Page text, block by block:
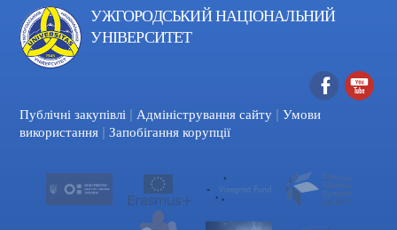
УЖГОРОДСЬКИЙ НАЦІОНАЛЬНИЙ
УНІВЕРСИТЕТ
Facebook
Публічні закупівлі | Адміністрування сайту | Умови
використання | Запобігання корупції